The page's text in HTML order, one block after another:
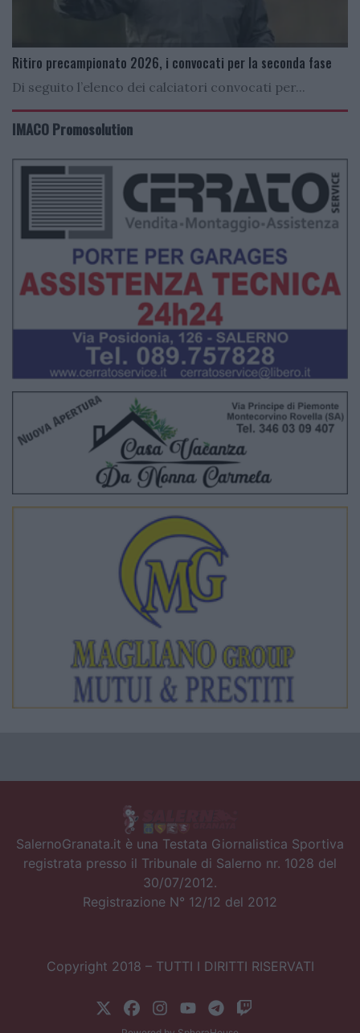
Ritiro precampionato 2026, i convocati per la seconda fase
Di seguito l’elenco dei calciatori convocati per...
IMACO Promosolution
SalernoGranata.it è una Testata Giornalistica Sportiva
registrata presso il Tribunale di Salerno nr. 1028 del
30/07/2012.
Registrazione N° 12/12 del 2012
Copyright 2018 – TUTTI I DIRITTI RISERVATI